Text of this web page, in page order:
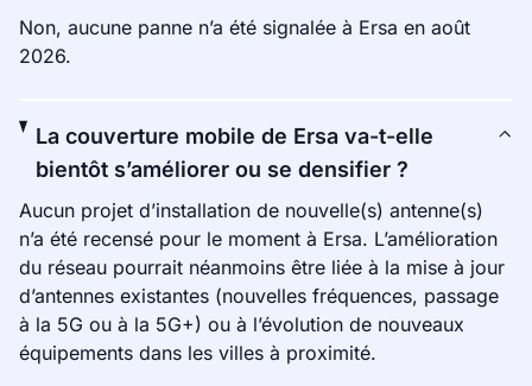
Non, aucune panne n’a été signalée à Ersa en août
2026.
La couverture mobile de Ersa va-t-elle
bientôt s’améliorer ou se densifier ?
Aucun projet d’installation de nouvelle(s) antenne(s)
n’a été recensé pour le moment à Ersa. L’amélioration
du réseau pourrait néanmoins être liée à la mise à jour
d’antennes existantes (nouvelles fréquences, passage
à la 5G ou à la 5G+) ou à l’évolution de nouveaux
équipements dans les villes à proximité.